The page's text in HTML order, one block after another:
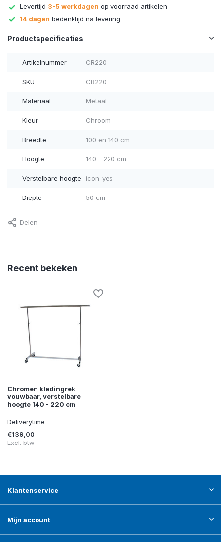
Levertijd 3-5 werkdagen op voorraad artikelen
14 dagen bedenktijd na levering
Productspecificaties
Artikelnummer CR220
SKU CR220
Materiaal Metaal
Kleur Chroom
Breedte 100 en 140 cm
Hoogte 140 - 220 cm
Verstelbare hoogte icon-yes
Diepte 50 cm
Delen
Recent bekeken
Chromen kledingrek
vouwbaar, verstelbare
hoogte 140 - 220 cm
Deliverytime
€139,00
Excl. btw
Klantenservice
Mijn account